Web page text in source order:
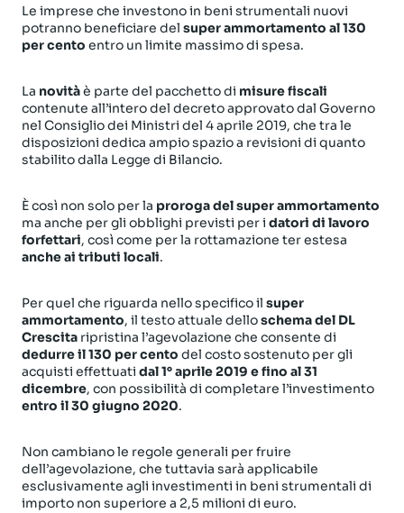
Le imprese che investono in beni strumentali nuovi
potranno beneficiare del super ammortamento al 130
per cento entro un limite massimo di spesa.
La novitàè parte del pacchetto di misure fiscali
contenute all’intero del decreto approvato dal Governo
nel Consiglio dei Ministri del 4 aprile 2019, che tra le
disposizioni dedica ampio spazio a revisioni di quanto
stabilito dalla Legge di Bilancio.
È così non solo per la proroga del super ammortamento
ma anche per gli obblighi previsti per i datori di lavoro
forfettari, così come per la rottamazione ter estesa
anche ai tributi locali.
Per quel che riguarda nello specifico il super
ammortamento, il testo attuale delloschema del DL
Crescita ripristina l’agevolazione che consente di
dedurre il 130 per cento del costo sostenuto per gli
acquisti effettuati dal 1° aprile 2019 e fino al 31
dicembre, con possibilità di completare l’investimento
entro il 30 giugno 2020.
Non cambiano le regole generali per fruire
dell’agevolazione, che tuttavia sarà applicabile
esclusivamente agli investimenti in beni strumentali di
importo non superiore a 2,5 milioni di euro.